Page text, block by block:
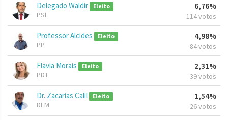
Delegado Waldir Eleito
PSL
6,76%
114 votos
Professor Alcides Eleito
PP
4,98%
84 votos
Flavia Morais Eleito
PDT
2,31%
39 votos
Dr. Zacarias Calil Eleito
DEM
1,54%
26 votos